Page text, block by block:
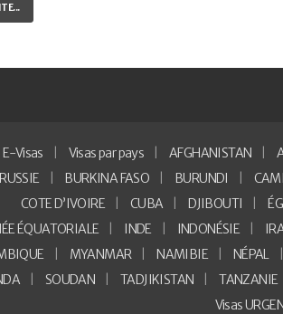
E-Visas Visas par pays AFGHANISTAN
BURKINA FASO BURUNDI
COTE D’IVOIRE
CUBA DJIBOUTI
ÉQUATORIALE
INDE INDONÉSIE
MYANMAR NAMIBIE NÉPAL
SOUDAN TADJIKISTAN TANZANIE
Visas